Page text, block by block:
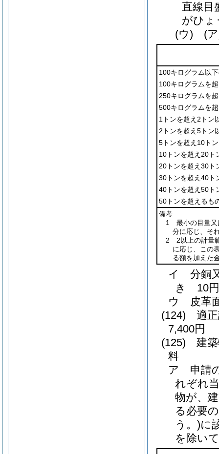
直線
がひょ
(ウ)
(
100キログラム以
100キログラムを
250キログラムを
500キログラムを
1トンを超え2トン
2トンを超え5トン
5トンを超え10ト
10トンを超え20ト
20トンを超え30ト
30トンを超え40ト
40トンを超え50ト
50トンを超えるも
備考
1 最小の目量又
分に応じ、そ
2 2以上の計量
に応じ、この
る額を加えた
イ
分銅
き 10円
ウ
皮革
(124)
適
7,400円
(125)
建
料
ア
申請
れぞれ
物が、
る必要
う。)に
を除いて